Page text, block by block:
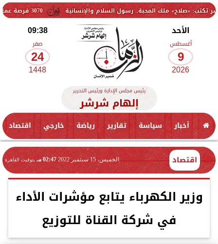
3070 فرصة عمل جديدة بالقطاع الخاص.. وظائف برواتب تصل إلى 9500 جنيه المحبة.. رسول السلام والإنسانية
الأحد
أغسطس
9
2026
09:38
صفر
24
1448
رئيس مجلس الإدارة ورئيس التحرير
إلهام شرشر
أخبار سياسة تقارير رياضة خارجي اقتصاد
اقتصاد الخميس، 15 سبتمبر 2022 02:47 مـ بتوقيت القاهرة
وزير الكهرباء يتابع مؤشرات الأداء
في شركة القناة للتوزيع